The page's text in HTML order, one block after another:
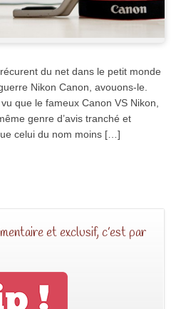
du net dans le petit monde
Nikon Canon, avouons-le.
que le fameux Canon VS Nikon,
genre d’avis tranché et
celui du nom moins […]
et exclusif, c’est par